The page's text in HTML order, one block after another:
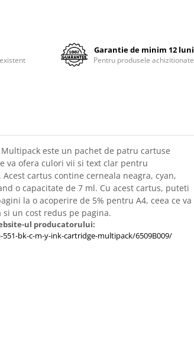
Garantie de minim 12 luni
Pentru produsele achizitionate
Multipack este un pachet de patru cartuse
va ofera culori vii si text clar pentru
cartus contine cerneala neagra, cyan,
o capacitate de 7 ml. Cu acest cartus, puteti
la o acoperire de 5% pentru A4, ceea ce va
un cost redus pe pagina.
ul producatorului:
bk-c-m-y-ink-cartridge-multipack/6509B009/